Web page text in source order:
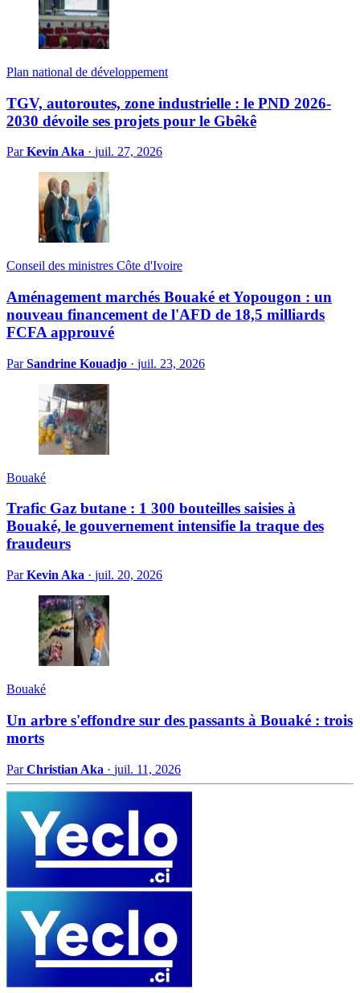
Plan national de développement
TGV, autoroutes, zone industrielle : le PND 2026-
2030 dévoile ses projets pour le Gbêkê
ParKevin Aka · juil. 27, 2026
Conseil des ministres Côte d'Ivoire
Aménagement marchés Bouaké et Yopougon : un
nouveau financement de l'AFD de 18,5 milliards
FCFA approuvé
ParSandrine Kouadjo · juil. 23, 2026
Bouaké
Trafic Gaz butane : 1 300 bouteilles saisies à
Bouaké, le gouvernement intensifie la traque des
fraudeurs
ParKevin Aka · juil. 20, 2026
Bouaké
Un arbre s'effondre sur des passants à Bouaké : trois
morts
ParChristian Aka · juil. 11, 2026